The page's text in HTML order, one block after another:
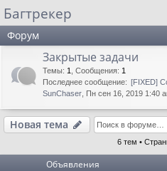
лк
Багтрекер
Форум
Закрытые задачи
Темы: 1 Сообщения: 1
Последнее сообщение: [FIXED]
SunChaser , Пн сен 16, 2019 1:40
Новая тема
6 тем •
Объявления